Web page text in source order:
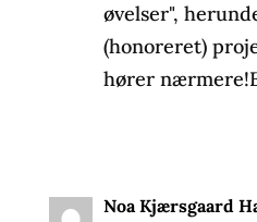
øvelser",
(honoreret)
hører
Noa Kjærsgaard